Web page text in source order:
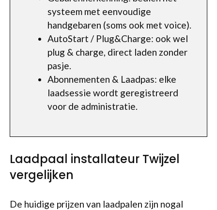
systeem met eenvoudige
handgebaren (soms ook met voice).
AutoStart / Plug&Charge: ook wel
plug & charge, direct laden zonder
pasje.
Abonnementen & Laadpas: elke
laadsessie wordt geregistreerd
voor de administratie.
Laadpaal installateur Twijzel
vergelijken
De huidige prijzen van laadpalen zijn nogal